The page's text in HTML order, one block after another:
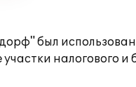
был
налогового и